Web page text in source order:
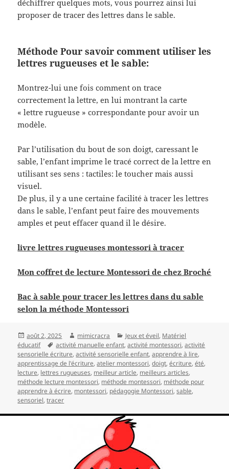
déchiffrer quelques mots, vous pourrez ainsi lui
proposer de tracer des lettres dans le sable.
Méthode Pour savoir comment utiliser les
lettres rugueuses et le sable:
Montrez-lui une fois comment on trace
correctement la lettre, en lui montrant la carte
« lettre rugueuse » correspondante pour avoir un
modèle.
Par l’utilisation du bout de son doigt, caressant le
sable, l’enfant imprime le tracé correct de la lettre en
utilisant ses sens : tactiles: le toucher mais aussi
visuel.
De plus, il y a une certaine facilité à tracer les lettres
dans le sable, l’enfant peut faire des mouvements
amples et peut effacer quand il le désire.
livre lettres rugueuses montessori à tracer
Mon coffret de lecture Montessori de chez Broché
Bac à sable pour tracer les lettres dans du sable
selon la méthode Montessori
Publié
le
août 2, 2025 Auteur
mimicracra Catégories
Jeux et éveil, Matériel
éducatif
Mots-
clés
activité manuelle enfant,activité montessori,activité
sensorielle écriture,activité sensorielle enfant,apprendre à lire,
apprentissage de l'écriture,atelier montessori,doigt,écriture,été,
lecture, lettres rugueuses, meilleur article, meilleurs articles,
méthode lecture montessori, méthode montessori, méthode pour
apprendre à écrire, montessori, pédagogie Montessori,sable,
sensoriel,tracer